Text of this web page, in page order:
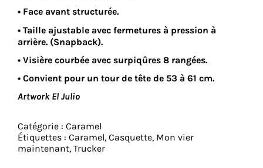
• Face avant structurée.
• Taille ajustable avec fermetures à pression à
arrière. (Snapback).
• Visière courbée avec surpiqûres 8 rangées.
• Convient pour un tour de tête de 53 à 61 cm.
Artwork El Julio
Catégorie : Caramel
Étiquettes : Caramel, Casquette, Mon vier
maintenant, Trucker